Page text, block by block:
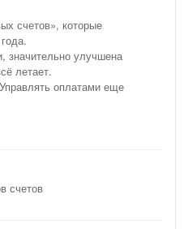
счетов», которые
значительно улучшена
летает.
оплатами еще
счетов